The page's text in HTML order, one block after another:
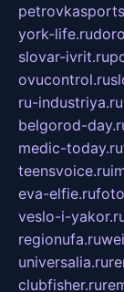
york-life.ru
slovar-ivrit.ru
ovucontrol.ru
ru-industriya.ru
belgorod-
medic-today.ru
teensvoice.ru
eva-elfie.ru
veslo-i-
regionufa.ru
universalia.ru
clubfisher.ru